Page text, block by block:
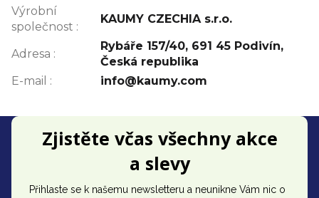
Výrobní
společnost :
KAUMY CZECHIA s.r.o.
Adresa :
Rybáře 157/40, 691 45 Podivín,
Česká republika
E-mail : info@kaumy.com
Z
Zjistěte včas všechny akce
a slevy
Přihlaste se k našemu newsletteru a neunikne Vám nic o